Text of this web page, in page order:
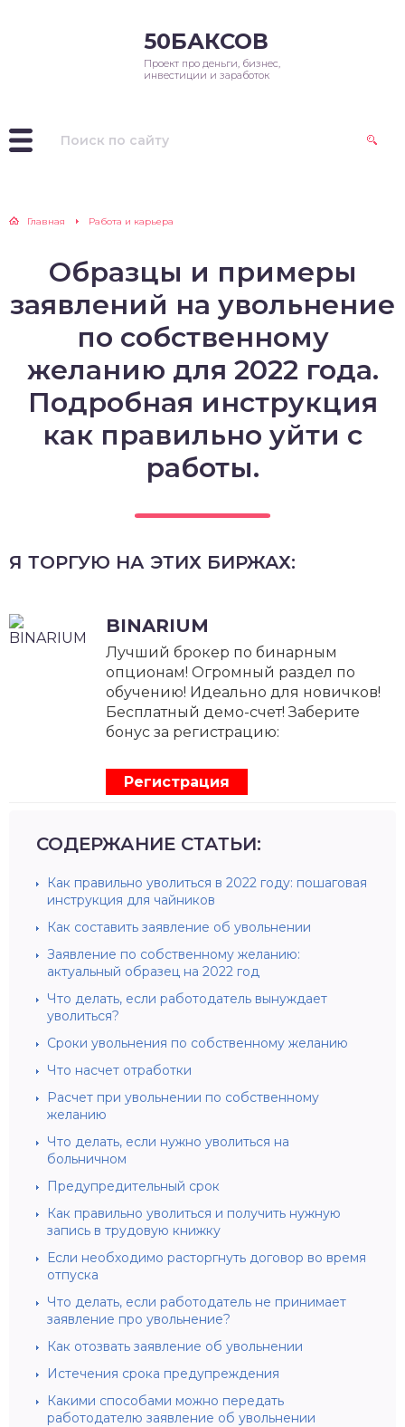
50БАКСОВ
Проект про деньги, бизнес,
инвестиции и заработок
Главная Работа и карьера
Образцы и примеры
заявлений на увольнение
по собственному
желанию для 2022 года.
Подробная инструкция
как правильно уйти с
работы.
Я ТОРГУЮ НА ЭТИХ БИРЖАХ:
BINARIUM
Лучший брокер по бинарным
опционам! Огромный раздел по
обучению! Идеально для новичков!
Бесплатный демо-счет! Заберите
бонус за регистрацию:
Регистрация
СОДЕРЖАНИЕ СТАТЬИ:
Как правильно уволиться в 2022 году: пошаговая
инструкция для чайников
Как составить заявление об увольнении
Заявление по собственному желанию:
актуальный образец на 2022 год
Что делать, если работодатель вынуждает
уволиться?
Сроки увольнения по собственному желанию
Что насчет отработки
Расчет при увольнении по собственному
желанию
Что делать, если нужно уволиться на
больничном
Предупредительный срок
Как правильно уволиться и получить нужную
запись в трудовую книжку
Если необходимо расторгнуть договор во время
отпуска
Что делать, если работодатель не принимает
заявление про увольнение?
Как отозвать заявление об увольнении
Истечения срока предупреждения
Какими способами можно передать
работодателю заявление об увольнении